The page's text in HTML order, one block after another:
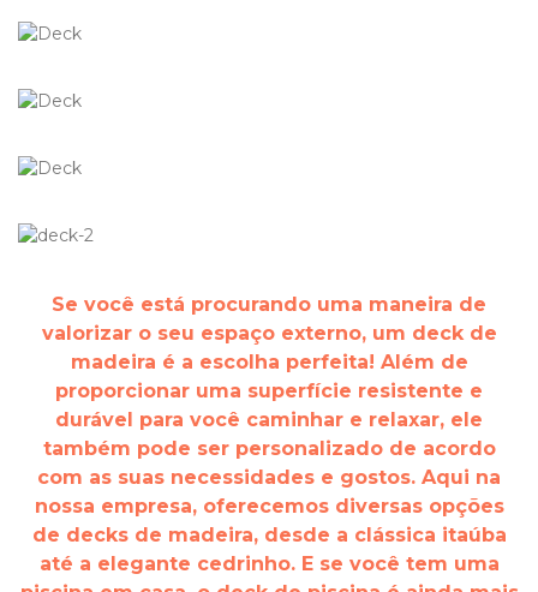
Se você está procurando uma maneira de
valorizar o seu espaço externo, um deck de
madeira é a escolha perfeita! Além de
proporcionar uma superfície resistente e
durável para você caminhar e relaxar, ele
também pode ser personalizado de acordo
com as suas necessidades e gostos. Aqui na
nossa empresa, oferecemos diversas opções
de decks de madeira, desde a clássica itaúba
até a elegante cedrinho. E se você tem uma